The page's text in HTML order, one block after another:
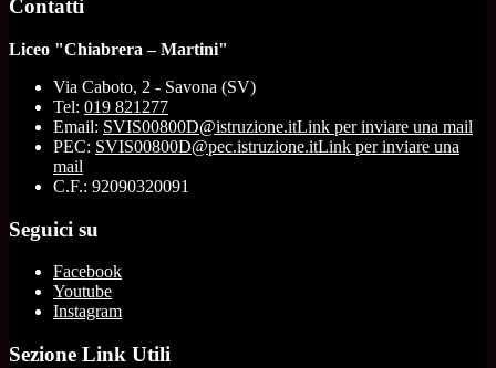
Contatti
Liceo "Chiabrera – Martini"
Via Caboto, 2 - Savona (SV)
Tel: 019 821277
Email: SVIS00800D@istruzione.itLink per inviare una mail
PEC: SVIS00800D@pec.istruzione.itLink per inviare una
mail
C.F.: 92090320091
Seguici su
Facebook
Youtube
Instagram
Sezione Link Utili